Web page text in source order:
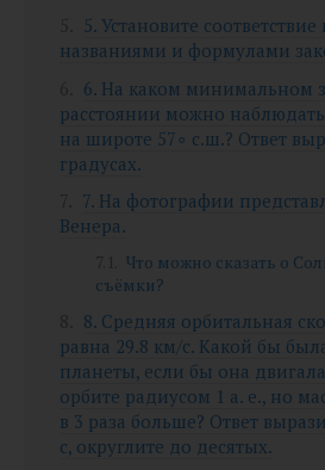
5. Установите
названиями и формулами
6. На каком минимальном
расстоянии можно
на широте 57∘ с.ш.? Ответ
градусах.
7. На фотографии
Венера.
Что можно сказать о
съёмки?
8. Средняя орбитальная
равна 29.8 км/с. Какой бы
планеты, если бы она
орбите радиусом 1 а. е., но
в 3 раза больше? Ответ
с, округлите до десятых.